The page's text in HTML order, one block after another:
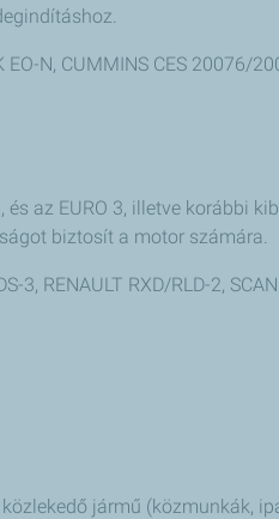
N, CUMMINS CES 20076/
az EURO 3, illetve korábbi
biztosít a motor számára.
3, RENAULT RXD/RLD-2,
jármű (közmunkák,